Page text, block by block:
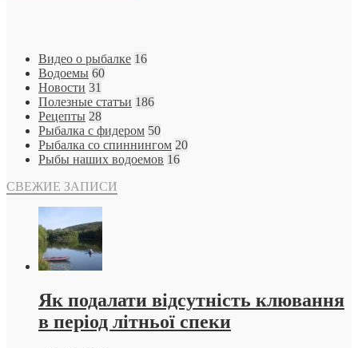
Видео о рыбалке 16
Водоемы 60
Новости 31
Полезные статъи 186
Рецепты 28
Рыбалка с фидером 50
Рыбалка со спиннингом 20
Рыбы наших водоемов 16
СВЕЖИЕ ЗАПИСИ
Як подалати відсутність клювання
в період літньої спеки